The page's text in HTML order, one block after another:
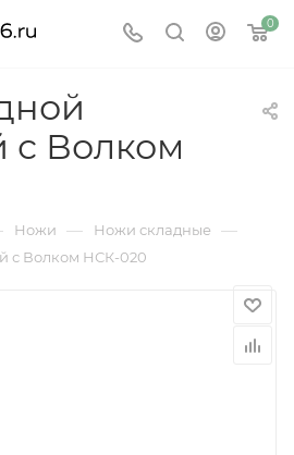
0
с Волком
Ножи — Ножи складные —
с Волком НСК-020